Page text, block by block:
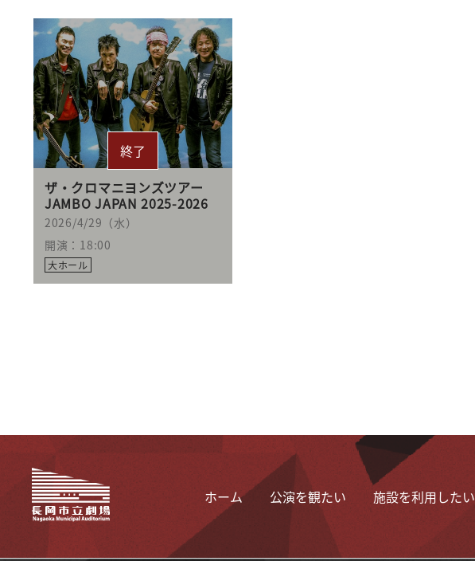
ザ・クロマニヨンズツアー
JAMBO JAPAN 2025-2026
2026/4/29（水）
開演：18:00
大ホール
ホーム 公演を観たい 施設を利用したい